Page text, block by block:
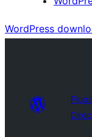
WordPress